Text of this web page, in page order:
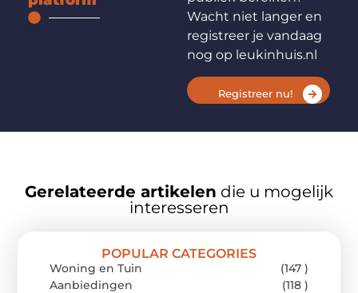
Wacht niet langer en
registreer je vandaag
nog op leukinhuis.nl
Registreer nu!
Gerelateerde artikelen die u mogelijk
interesseren
POPULAR CATEGORIES
Woning en Tuin
(147 )
Aanbiedingen
(118 )